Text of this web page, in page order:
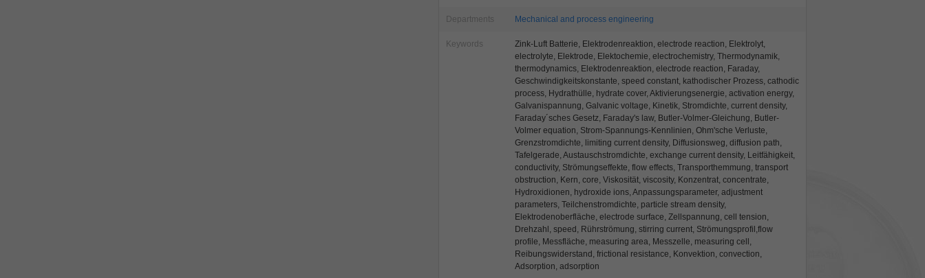
Departments Mechanical and process engineering
Keywords
Zink-Luft Batterie, Elektrodenreaktion, electrode reaction, Elektrolyt,
electrolyte, Elektrode, Elektochemie, electrochemistry, Thermodynamik,
thermodynamics, Elektrodenreaktion, electrode reaction, Faraday,
Geschwindigkeitskonstante, speed constant, kathodischer Prozess, cathodic
process, Hydrathülle, hydrate cover, Aktivierungsenergie, activation energy,
Galvanispannung, Galvanic voltage, Kinetik, Stromdichte, current density,
Faraday´sches Gesetz, Faraday's law, Butler-Volmer-Gleichung, Butler-
Volmer equation, Strom-Spannungs-Kennlinien, Ohm'sche Verluste,
Grenzstromdichte, limiting current density, Diffusionsweg, diffusion path,
Tafelgerade, Austauschstromdichte, exchange current density, Leitfähigkeit,
conductivity, Strömungseffekte, flow effects, Transporthemmung, transport
obstruction, Kern, core, Viskosität, viscosity, Konzentrat, concentrate,
Hydroxidionen, hydroxide ions, Anpassungsparameter, adjustment
parameters, Teilchenstromdichte, particle stream density,
Elektrodenoberfläche, electrode surface, Zellspannung, cell tension,
Drehzahl, speed, Rührströmung, stirring current, Strömungsprofil,flow
profile, Messfläche, measuring area, Messzelle, measuring cell,
Reibungswiderstand, frictional resistance, Konvektion, convection,
Adsorption, adsorption